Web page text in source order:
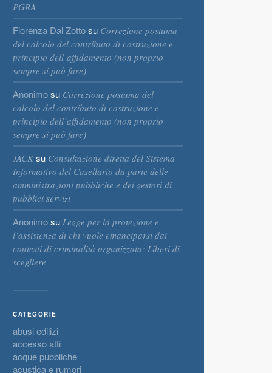
PGRA
Fiorenza Dal Zottosu Correzione postuma
del calcolo del contributo di costruzione e
principio dell’affidamento (non proprio
sempre si può fare)
Anonimosu Correzione postuma del
calcolo del contributo di costruzione e
principio dell’affidamento (non proprio
sempre si può fare)
JACKsu Consultazione diretta del Sistema
Informativo del Casellario da parte delle
amministrazioni pubbliche e dei gestori di
pubblici servizi
Anonimosu Legge per la protezione e
l’assistenza di chi vuole emanciparsi dai
contesti di criminalità organizzata: Liberi di
scegliere
CATEGORIE
abusi edilizi
accesso atti
acque pubbliche
acustica e rumori